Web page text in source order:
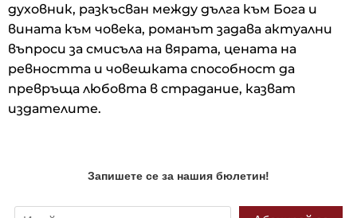
духовник, разкъсван между дълга към Бога и
вината към човека, романът задава актуални
въпроси за смисъла на вярата, цената на
ревността и човешката способност да
превръща любовта в страдание, казват
издателите.